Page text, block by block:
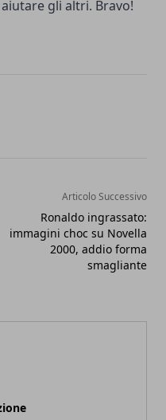
gli altri. Bravo!
Articolo Successivo
Ronaldo ingrassato:
immagini choc su Novella
2000, addio forma
smagliante